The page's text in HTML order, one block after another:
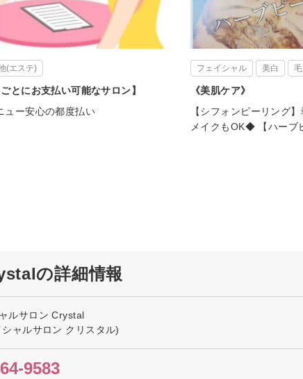
(エステ)
ごとにお支払い可能なサロン】
ュー安心の都度払い
フェイシャル 美白
《美肌ケア》
【シフォンピーリング
メイクもOK◆ 【ハーブ
の詳細情報
ルサロン Crystal
ャルサロン クリスタル)
9583